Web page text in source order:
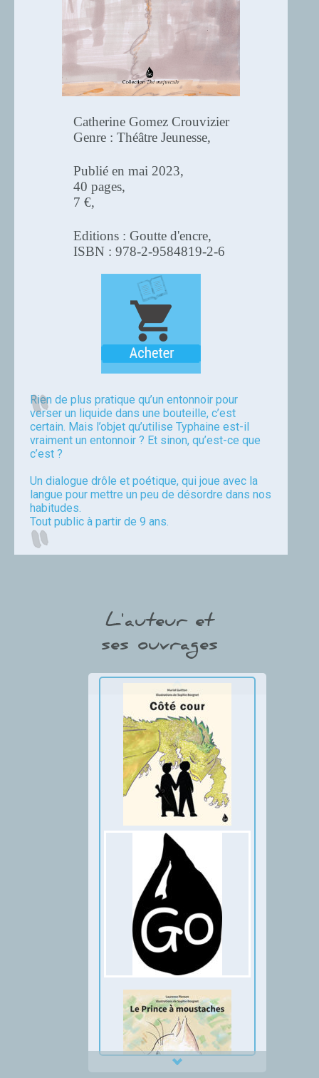
Catherine Gomez Crouvizier
Genre : Théâtre Jeunesse,
Publié en mai 2023,
40 pages,
7 €,
Editions : Goutte d'encre,
ISBN : 978-2-9584819-2-6
Rien de plus pratique qu’un entonnoir pour
verser un liquide dans une bouteille, c’est
certain. Mais l’objet qu’utilise Typhaine est-il
vraiment un entonnoir ? Et sinon, qu’est-ce que
c’est ?
Un dialogue drôle et poétique, qui joue avec la
langue pour mettre un peu de désordre dans nos
habitudes.
Tout public à partir de 9 ans.
L'auteur et
ses ouvrages